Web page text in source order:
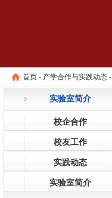
首页 - 产学合作与实践动态 -
实验室简介
校企合作
校友工作
实践动态
实验室简介